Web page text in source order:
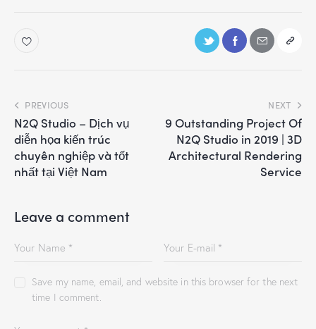
PREVIOUS
N2Q Studio – Dịch vụ
diễn họa kiến trúc
chuyên nghiệp và tốt
nhất tại Việt Nam
NEXT
9 Outstanding Project Of
N2Q Studio in 2019 | 3D
Architectural Rendering
Service
Leave a comment
Save my name, email, and website in this browser for the next
time I comment.